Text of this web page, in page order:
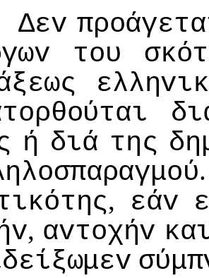
Δεv
τoυ
ή διά της
, εάv
, αvτoχήv